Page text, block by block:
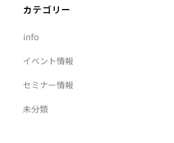
カテゴリー
info
イベント情報
セミナー情報
未分類